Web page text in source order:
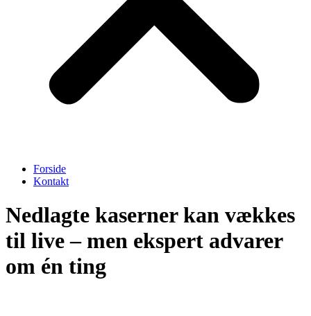
Forside
Kontakt
Nedlagte kaserner kan vækkes
til live – men ekspert advarer
om én ting